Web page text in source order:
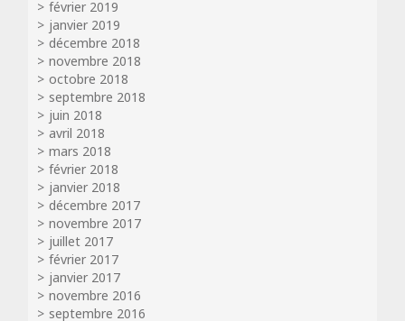
février 2019
janvier 2019
décembre 2018
novembre 2018
octobre 2018
septembre 2018
juin 2018
avril 2018
mars 2018
février 2018
janvier 2018
décembre 2017
novembre 2017
juillet 2017
février 2017
janvier 2017
novembre 2016
septembre 2016